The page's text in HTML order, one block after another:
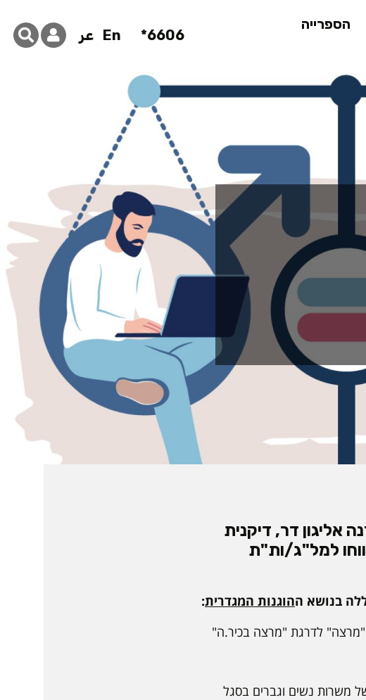
הספרייה
6606*
En عر
אליגון דר, דיקנית
למל"ג/ות"ת
בנושא ההוגנות המגדרית:
"מרצה" לדרגת "מרצה בכיר.ה"
משרות נשים וגברים בסגל